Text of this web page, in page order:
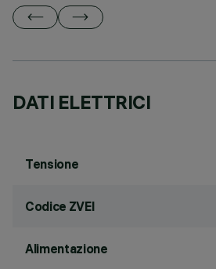
DATI ELETTRICI
Tensione
Codice ZVEI
Alimentazione